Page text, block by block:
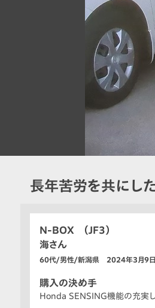
長年苦労を共にし
N-BOX （JF3）
海さん
60代/男性/新潟県 2024年3月9
購入の決め手
Honda SENSING機能の充実し